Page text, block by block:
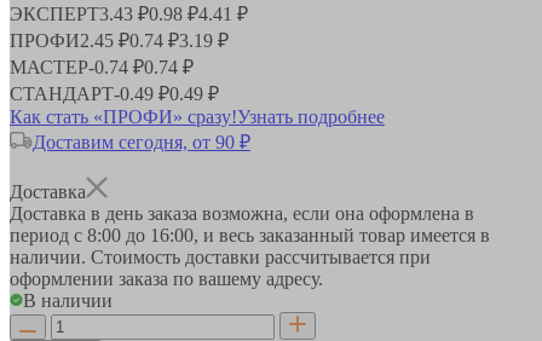
ЭКСПЕРТ3.43 ₽0.98 ₽4.41 ₽
ПРОФИ2.45 ₽0.74 ₽3.19 ₽
МАСТЕР-0.74 ₽0.74 ₽
СТАНДАРТ-0.49 ₽0.49 ₽
Как стать «ПРОФИ» сразу!Узнать подробнее
Доставим сегодня, от 90 ₽
Доставка
Доставка в день заказа возможна, если она оформлена в
период с 8:00 до 16:00, и весь заказанный товар имеется в
наличии. Стоимость доставки рассчитывается при
оформлении заказа по вашему адресу.
В наличии